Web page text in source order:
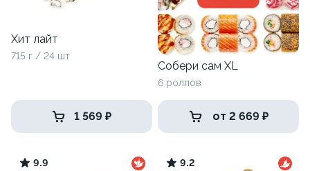
Хит лайт
715 г / 24 шт
1 569 ₽
Собери сам XL
6 роллов
от 2 669 ₽
9.9 9.2